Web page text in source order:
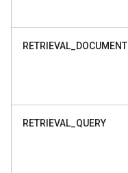
RETRIEVAL_DOCUMENT
RETRIEVAL_QUERY